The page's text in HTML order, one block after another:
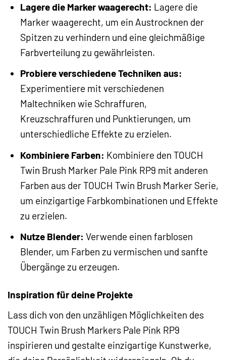
Lagere die Marker waagerecht: Lagere die
Marker waagerecht, um ein Austrocknen der
Spitzen zu verhindern und eine gleichmäßige
Farbverteilung zu gewährleisten.
Probiere verschiedene Techniken aus:
Experimentiere mit verschiedenen
Maltechniken wie Schraffuren,
Kreuzschraffuren und Punktierungen, um
unterschiedliche Effekte zu erzielen.
Kombiniere Farben: Kombiniere den TOUCH
Twin Brush Marker Pale Pink RP9 mit anderen
Farben aus der TOUCH Twin Brush Marker Serie,
um einzigartige Farbkombinationen und Effekte
zu erzielen.
Nutze Blender: Verwende einen farblosen
Blender, um Farben zu vermischen und sanfte
Übergänge zu erzeugen.
Inspiration für deine Projekte
Lass dich von den unzähligen Möglichkeiten des
TOUCH Twin Brush Markers Pale Pink RP9
inspirieren und gestalte einzigartige Kunstwerke,